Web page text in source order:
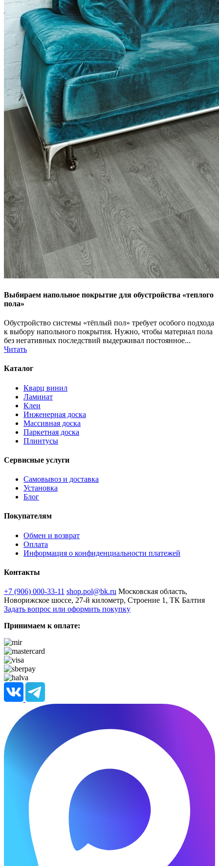
Выбираем напольное покрытие для обустройства «теплого
пола»
Обустройство системы «тёплый пол» требует особого подхода
к выбору напольного покрытия. Нужно, чтобы материал пола
без негативных последствий выдерживал постоянное...
Читать
Каталог
Кварц винил
Ламинат
Клеи
Инженерная доска
Массивная доска
Паркетная доска
Плинтусы
Сервисные услуги
Самовывоз и доставка
Установка
Блог
Покупателям
Обмен и возврат
Оплата
Информация о конфиденциальности платежей
Контакты
+7 (906) 000-33-11 shop.pol@bk.ru Московская область,
Новорижское шоссе, 27-й километр, Строение 1, ТК Балтия
Задать вопрос или оформить покупку
Принимаем к оплате: